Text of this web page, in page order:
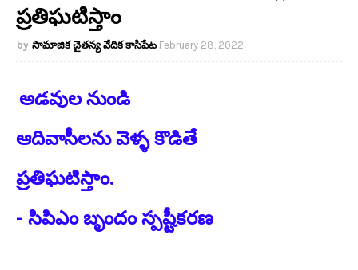
ప్రతిఘటిస్తాం
సామాజిక చైతన్య వేదిక కాసిపేట February 28, 2022
అడవుల నుండి
ఆదివాసీలను వెళ్ళ కొడితే
ప్రతిఘటిస్తాం.
- సిపిఎం బృందం స్పష్టీకరణ